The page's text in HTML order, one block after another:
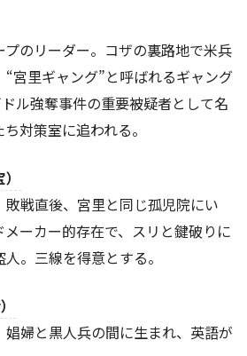
のリーダー。コザの裏路地で米兵
宮里ギャング”と呼ばれるギャング
ル強奪事件の重要被疑者として名
対策室に追われる。
戦直後、宮里と同じ孤児院にい
ーカー的存在で、スリと鍵破りに
。三線を得意とする。
婦と黒人兵の間に生まれ、英語が